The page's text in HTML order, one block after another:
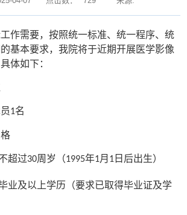
作需要，按照统一标准、统一程序、统
基本要求，我院将于近期开展医学影像
体如下：
1名
超过30周岁（1995年1月 1 日后出生）
业及以上学历（要求已取得毕业证及学